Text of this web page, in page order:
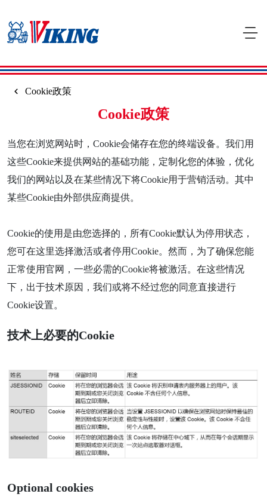
Cookie政策
Cookie政策
当您在浏览网站时，Cookie会储存在您的终端设备。我们用
这些Cookie来提供网站的基础功能，定制化您的体验，优化
我们的网站以及在某些情况下将Cookie用于营销活动。其中
某些Cookie由外部供应商提供。
Cookie的使用是由您选择的，所有Cookie默认为停用状态，
您可在这里选择激活或者停用Cookie。然而，为了确保您能
正常使用官网，一些必需的Cookie将被激活。在这些情况
下，出于技术原因，我们或将不经过您的同意直接进行
Cookie设置。
技术上必要的Cookie
Optional cookies